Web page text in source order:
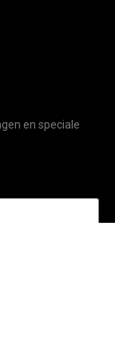
en speciale